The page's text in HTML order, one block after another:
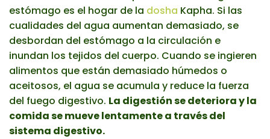
estómago es el hogar de la dosha Kapha. Si las
cualidades del agua aumentan demasiado, se
desbordan del estómago a la circulación e
inundan los tejidos del cuerpo. Cuando se ingieren
alimentos que están demasiado húmedos o
aceitosos, el agua se acumula y reduce la fuerza
del fuego digestivo. La digestión se deteriora y la
comida se mueve lentamente a través del
sistema digestivo.